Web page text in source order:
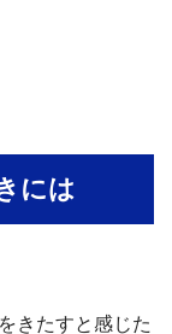
には
きたすと感じた